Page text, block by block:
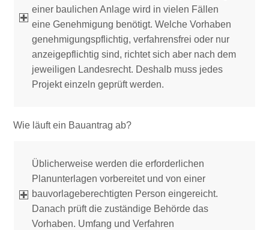
einer baulichen Anlage wird in vielen Fällen
eine Genehmigung benötigt. Welche Vorhaben
genehmigungspflichtig, verfahrensfrei oder nur
anzeigepflichtig sind, richtet sich aber nach dem
jeweiligen Landesrecht. Deshalb muss jedes
Projekt einzeln geprüft werden.
Wie läuft ein Bauantrag ab?
Üblicherweise werden die erforderlichen
Planunterlagen vorbereitet und von einer
bauvorlageberechtigten Person eingereicht.
Danach prüft die zuständige Behörde das
Vorhaben. Umfang und Verfahren